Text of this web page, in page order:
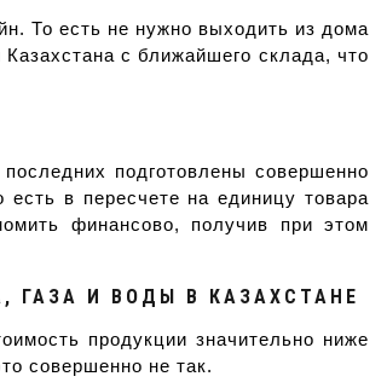
То есть не нужно выходить из дома
с ближайшего склада, что
подготовлены совершенно
в пересчете на единицу товара
финансово, получив при этом
И ВОДЫ В КАЗАХСТАНЕ
продукции значительно ниже
совершенно не так.